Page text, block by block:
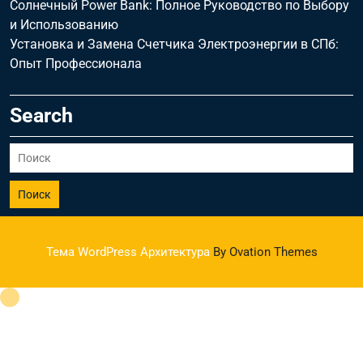
Солнечный Power Bank: Полное Руководство по Выбору
и Использованию
Установка и Замена Счетчика Электроэнергии в СПб:
Опыт Профессионала
Search
Поиск
Тема WordPress Архитектура By Ovation Themes